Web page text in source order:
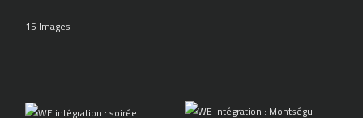
15 Images